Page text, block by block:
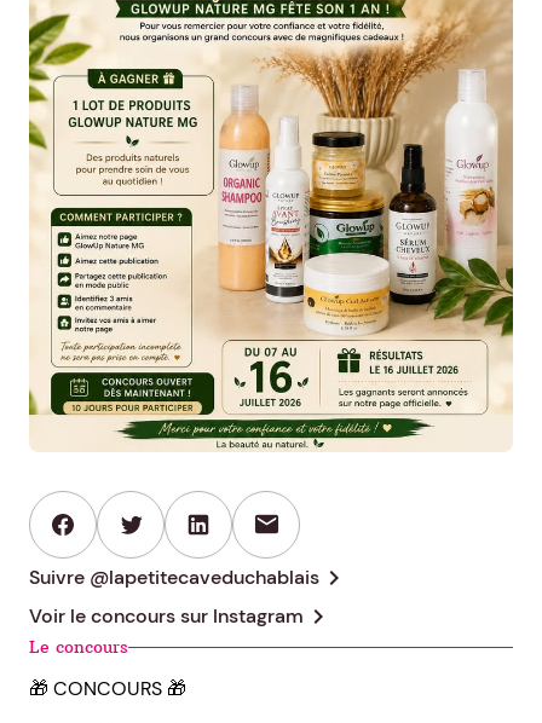
mail
Suivre @lapetitecaveduchablais chevron_right
Voir le concours sur Instagram chevron_right
Le concours
🎁 CONCOURS 🎁